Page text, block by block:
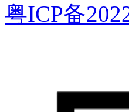
粤ICP备